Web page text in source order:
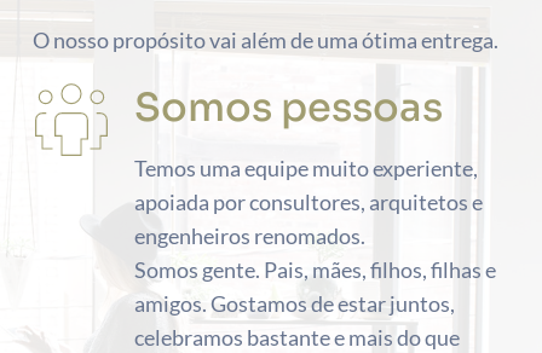
O nosso propósito vai além de uma ótima entrega.
Somos pessoas
Temos uma equipe muito experiente,
apoiada por consultores, arquitetos e
engenheiros renomados.
Somos gente. Pais, mães, filhos, filhas e
amigos. Gostamos de estar juntos,
celebramos bastante e mais do que